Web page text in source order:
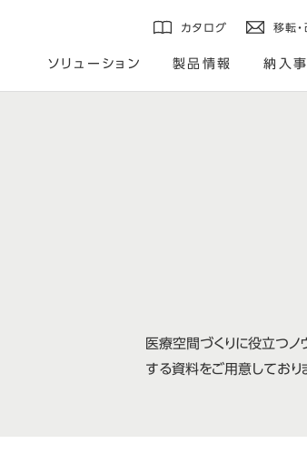
カタログ 移転
ソリューション 製品情報 納入事
医療空間づくりに役立つ
する資料をご用意しており